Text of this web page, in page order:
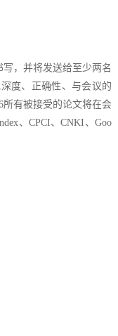
，并将发送给至少两名
度、正确性、与会议的
所有被接受的论文将在会
、CPCI、CNKI、Goo